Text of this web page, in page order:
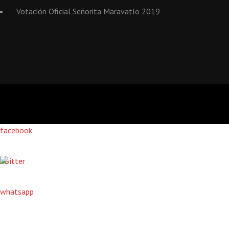
Votación Oficial Señorita Maravatío 2019
facebook
twitter
whatsapp